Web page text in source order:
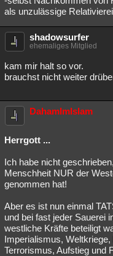
als unzulässige
shadowsurfer
ehemaliges Mitglied
kam mir halt so vor.
brauchst nicht weiter
DahamImIslam
Herrgott ...
Ich habe nicht
Menschheit NUR der
genommen hat!
Aber es ist nun einmal
und bei fast jeder Sauerei
westliche Kräfte beteiligt
Imperialismus,
Terrorismus, Aufstieg und